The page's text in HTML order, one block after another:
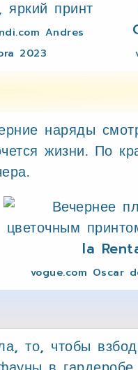
Andres
2023
наряды
жизни. По
vogue.com Oscar
то, чтобы